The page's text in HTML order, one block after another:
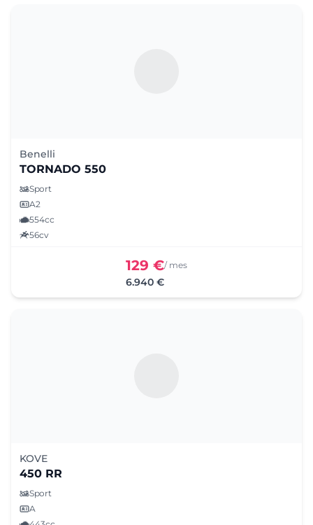
Benelli
TORNADO 550
Sport
A2
554cc
56cv
129 €/ mes
6.940 €
KOVE
450 RR
Sport
A